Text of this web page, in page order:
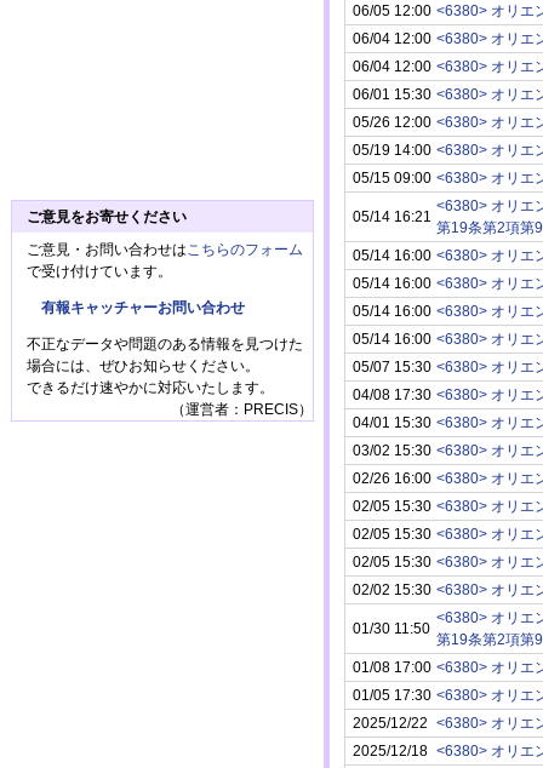
06/05 12:00 <6380> オリエ
06/04 12:00 <6380> オリエ
06/04 12:00 <6380> オリエ
06/01 15:30 <6380> オリエ
05/26 12:00 <6380> オリエ
05/19 14:00 <6380> オリエ
05/15 09:00 <6380> オリエ
05/14 16:21
<6380> オリエ
第19条第2項第
05/14 16:00 <6380> オリエ
05/14 16:00 <6380> オリエ
05/14 16:00 <6380> オリエ
05/14 16:00 <6380> オリエ
05/07 15:30 <6380> オリエ
04/08 17:30 <6380> オリエ
04/01 15:30 <6380> オリエ
03/02 15:30 <6380> オリエ
02/26 16:00 <6380> オリエ
02/05 15:30 <6380> オリエ
02/05 15:30 <6380> オリエ
02/05 15:30 <6380> オリエ
02/02 15:30 <6380> オリエ
01/30 11:50
<6380> オリエ
第19条第2項第
01/08 17:00 <6380> オリエ
01/05 17:30 <6380> オリエ
2025/12/22 <6380> オリエ
2025/12/18 <6380> オリエ
ご意見をお寄せください
ご意見・お問い合わせは こちらのフォーム
で受け付けています。
有報キャッチャーお問い合わせ
不正なデータや問題のある情報を見つけた
場合には、ぜひお知らせください。
できるだけ速やかに対応いたします。
（運営者：PRECIS）